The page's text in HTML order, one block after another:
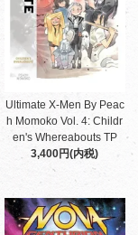
Ultimate X-Men By Peac
h Momoko Vol. 4: Childr
en's Whereabouts TP
3,400円(内税)